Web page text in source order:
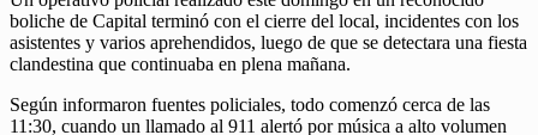
boliche de Capital terminó con el cierre del local, incidentes con los
asistentes y varios aprehendidos, luego de que se detectara una fiesta
clandestina que continuaba en plena mañana.
Según informaron fuentes policiales, todo comenzó cerca de las
11:30, cuando un llamado al 911 alertó por música a alto volumen